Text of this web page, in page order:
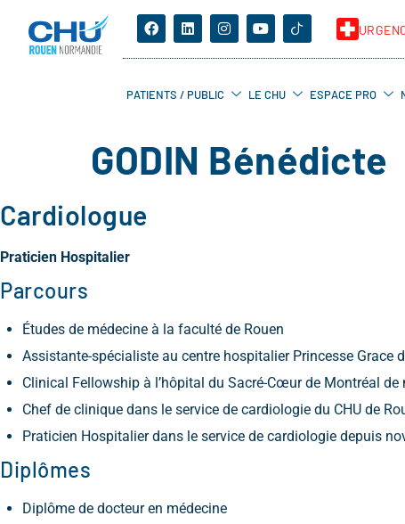
PATIENTS / PUBLIC LE CHU ESPACE PRO
GODIN Bénédicte
Cardiologue
Praticien Hospitalier
Parcours
Études de médecine à la faculté de Rouen
Assistante-spécialiste au centre hospitalier Princesse
Clinical Fellowship à l’hôpital du Sacré-Cœur de Montréal
Chef de clinique dans le service de cardiologie du CHU de
Praticien Hospitalier dans le service de cardiologie depuis
Diplômes
Diplôme de docteur en médecine